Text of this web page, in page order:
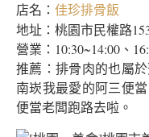
店名： 佳珍排骨飯
地址：桃園市民權路
營業：10:30~14:00、
推薦：排骨肉的也屬
南崁我最愛的阿三便
便當老闆跑路去啦。